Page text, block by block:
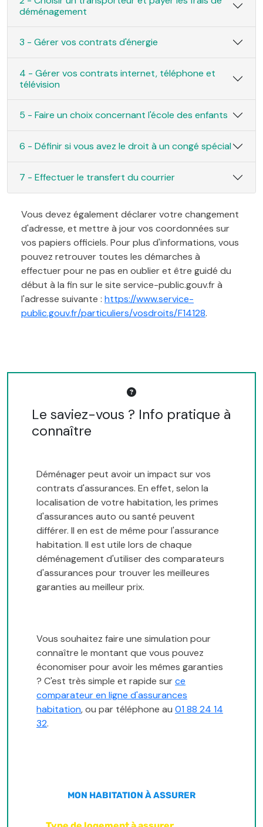
déménagement
3 - Gérer vos contrats d'énergie
4 - Gérer vos contrats internet, téléphone et
télévision
5 - Faire un choix concernant l'école des enfants
6 - Définir si vous avez le droit à un congé spécial
7 - Effectuer le transfert du courrier
Vous devez également déclarer votre changement
d'adresse, et mettre à jour vos coordonnées sur
vos papiers officiels. Pour plus d'informations, vous
pouvez retrouver toutes les démarches à
effectuer pour ne pas en oublier et être guidé du
début à la fin sur le site service-public.gouv.fr à
l'adresse suivante : https://www.service-
public.gouv.fr/particuliers/vosdroits/F14128.
Le saviez-vous ? Info pratique à
connaître
Déménager peut avoir un impact sur vos
contrats d'assurances. En effet, selon la
localisation de votre habitation, les primes
d'assurances auto ou santé peuvent
différer. Il en est de même pour l'assurance
habitation. Il est utile lors de chaque
déménagement d'utiliser des comparateurs
d'assurances pour trouver les meilleures
garanties au meilleur prix.
Vous souhaitez faire une simulation pour
connaître le montant que vous pouvez
économiser pour avoir les mêmes garanties
? C'est très simple et rapide surce
comparateur en ligne d'assurances
habitation, ou par téléphone au 01 88 24 14
32.